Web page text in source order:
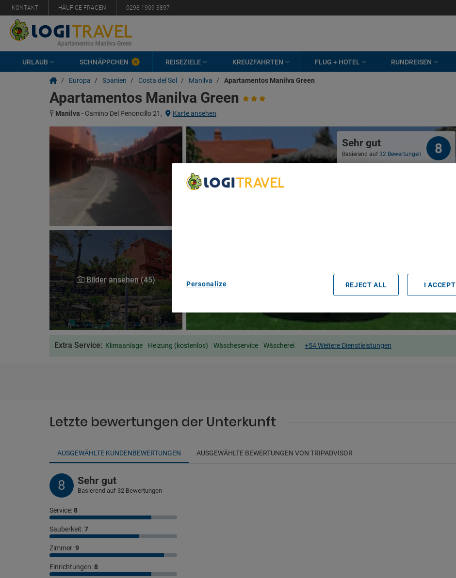
KONTAKT HÄUFIGE FRAGEN 0298 1909 3897
Apartamentos Manilva Green
URLAUB SCHNÄPPCHEN REISEZIELE KREUZFAHRTEN FLUG + HOTEL RUNDREISEN
/ Europa / Spanien / Costa del Sol / Manilva / Apartamentos Manilva Green
Apartamentos Manilva Green
Manilva - Camino Del Penoncillo 21, Karte ansehen
Bilder ansehen (45)
Sehr gut
Basierend auf32 Bewertungen 8
Extra Service: Klimaanlage Heizung (kostenlos) Wäscheservice Wäscherei +54 Weitere Dienstleistungen
Letzte bewertungen der Unterkunft
AUSGEWÄHLTE KUNDENBEWERTUNGEN AUSGEWÄHLTE BEWERTUNGEN VON TRIPADVISOR
8 Sehr gut
Basierend auf 32 Bewertungen
Service:8
Sauberkeit:7
Zimmer:9
Einrichtungen:8
Personalize REJECT ALL I ACCEPT